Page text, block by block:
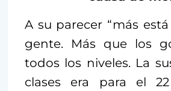
A su parecer “más
gente. Más que los
todos los niveles. La
clases era para el